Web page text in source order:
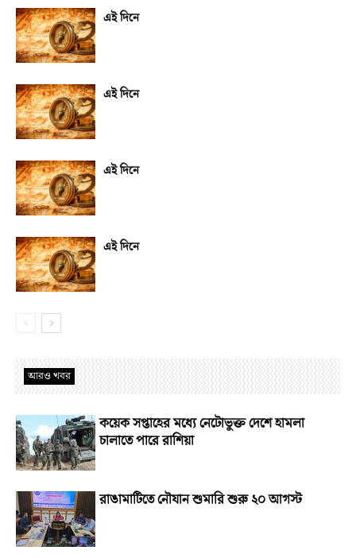
এই দিনে
এই দিনে
এই দিনে
এই দিনে
আরও খবর
কয়েক সপ্তাহের মধ্যে নেটোভুক্ত দেশে হামলা
চালাতে পারে রাশিয়া
রাঙামাটিতে নৌযান শুমারি শুরু ২০ আগস্ট